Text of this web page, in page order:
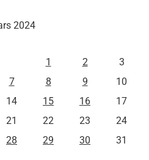
2024
1
2
3
7 8 9
10
14 15 16
17
21 22 23
24
28 29 30 31